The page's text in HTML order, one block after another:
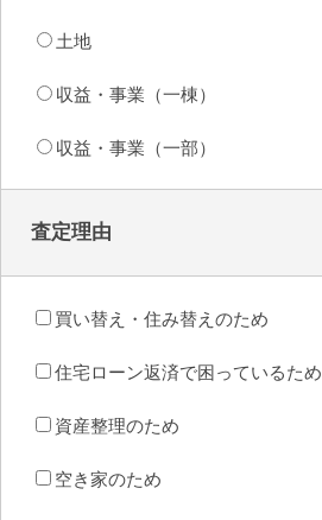
土地
収益・事業（一棟）
収益・事業（一部）
査定理由
買い替え・住み替えのため
住宅ローン返済で困っているため
資産整理のため
空き家のため